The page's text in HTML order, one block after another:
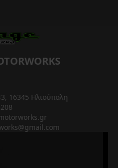
16345 Ηλιούπολη